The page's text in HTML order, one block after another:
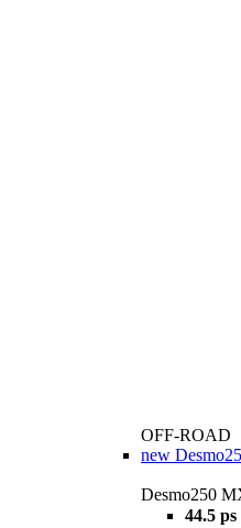
OFF-ROAD
new
Desmo250
44.5 ps